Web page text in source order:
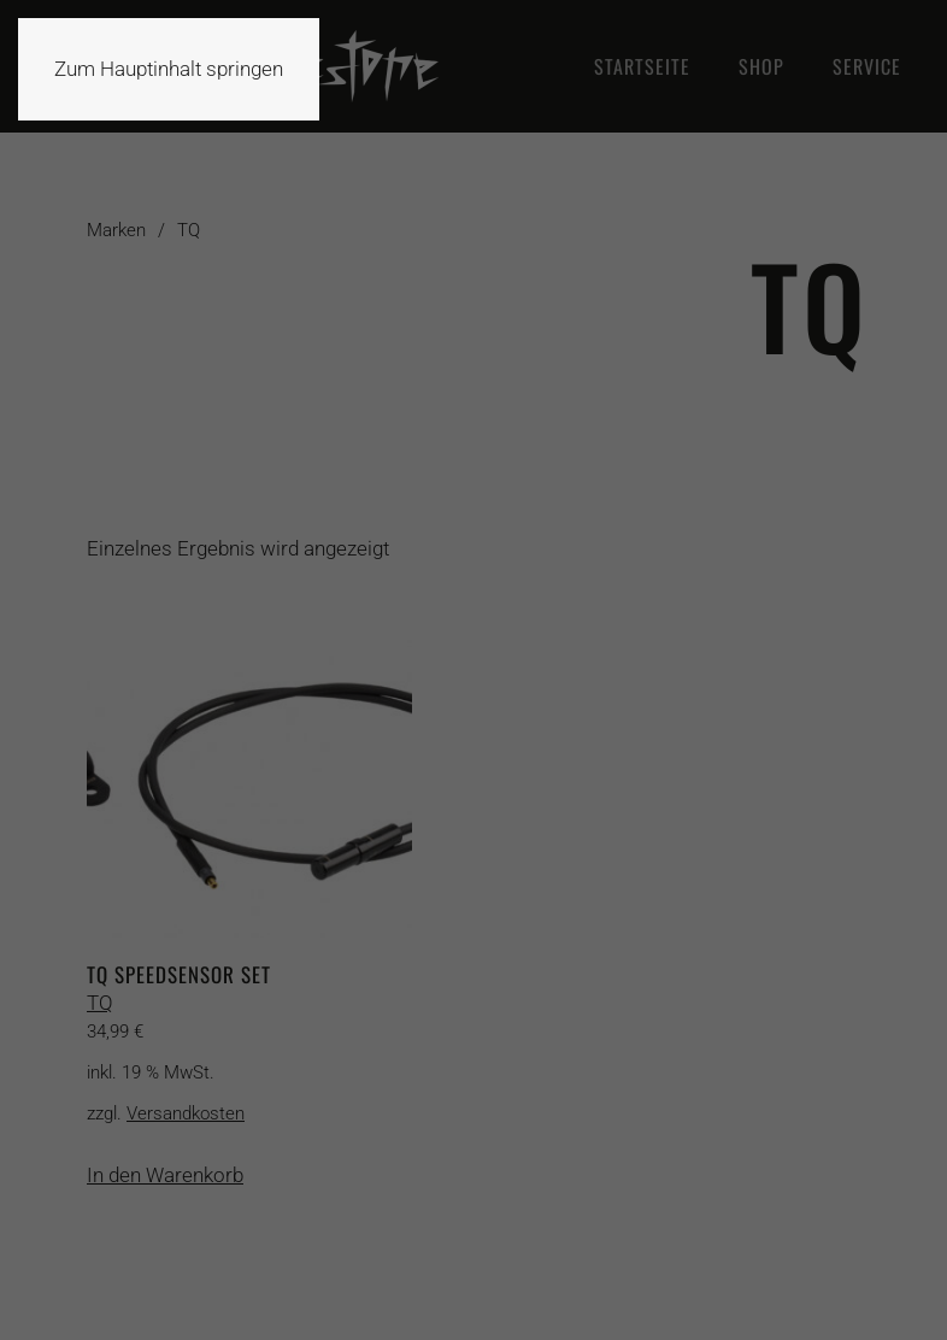
Zum Hauptinhalt springen STARTSEITE SHOP SERVICE
Marken TQ TQ
Einzelnes Ergebnis wird angezeigt
TQ SPEEDSENSOR SET
TQ
34,99 €
inkl. 19 % MwSt.
zzgl. Versandkosten
In den Warenkorb